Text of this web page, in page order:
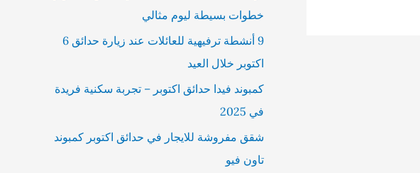
خطوات بسيطة ليوم مثالي
9 أنشطة ترفيهية للعائلات عند زيارة حدائق 6
اكتوبر خلال العيد
كمبوند فيدا حدائق اكتوبر – تجربة سكنية فريدة
في 2025
شقق مفروشة للايجار في حدائق اكتوبر كمبوند
تاون فيو